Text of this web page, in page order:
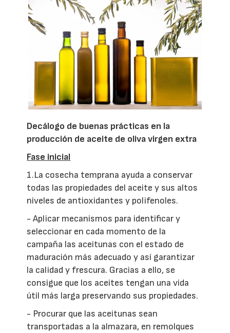
Decálogo de buenas prácticas en la
producción de aceite de oliva virgen extra
Fase inicial
1.La cosecha temprana ayuda a conservar
todas las propiedades del aceite y sus altos
niveles de antioxidantes y polifenoles.
- Aplicar mecanismos para identificar y
seleccionar en cada momento de la
campaña las aceitunas con el estado de
maduración más adecuado y así garantizar
la calidad y frescura. Gracias a ello, se
consigue que los aceites tengan una vida
útil más larga preservando sus propiedades.
- Procurar que las aceitunas sean
transportadas a la almazara, en remolques